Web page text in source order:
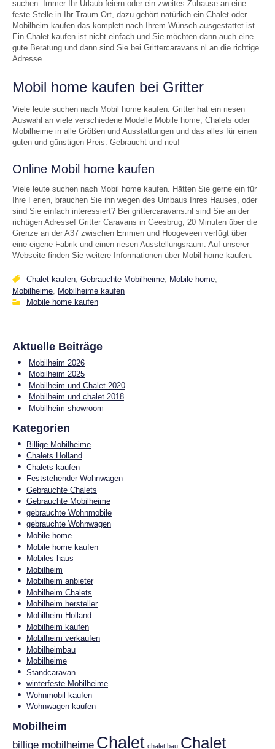
suchen. Immer Ihr Urlaub feiern oder ein zweites Zuhause an eine
feste Stelle in Ihr Traum Ort, dazu gehört natürlich ein Chalet oder
Mobilheim kaufen das komplett nach Ihrem Wünsch ausgestattet ist.
Ein Chalet kaufen ist nicht einfach und Sie möchten dann auch eine
gute Beratung und dann sind Sie bei Grittercaravans.nl an die richtige
Adresse.
Mobil home kaufen bei Gritter
Viele leute suchen nach Mobil home kaufen. Gritter hat ein riesen
Auswahl an viele verschiedene Modelle Mobile home, Chalets oder
Mobilheime in alle Größen und Ausstattungen und das alles für einen
guten und günstigen Preis. Gebraucht und neu!
Online Mobil home kaufen
Viele leute suchen nach Mobil home kaufen. Hätten Sie gerne ein für
Ihre Ferien, brauchen Sie ihn wegen des Umbaus Ihres Hauses, oder
sind Sie einfach interessiert? Bei grittercaravans.nl sind Sie an der
richtigen Adresse! Gritter Caravans in Geesbrug, 20 Minuten über die
Grenze an der A37 zwischen Emmen und Hoogeveen verfügt über
eine eigene Fabrik und einen riesen Ausstellungsraum. Auf unserer
Webseite finden Sie weitere Informationen über Mobil home kaufen.
Chalet kaufen Gebrauchte Mobilheime Mobile home
Mobilheime Mobilheime kaufen
Mobile home kaufen
Aktuelle Beiträge
Mobilheim 2026
Mobilheim 2025
Mobilheim und Chalet 2020
Mobilheim und chalet 2018
Mobilheim showroom
Kategorien
Billige Mobilheime
Chalets Holland
Chalets kaufen
Feststehender Wohnwagen
Gebrauchte Chalets
Gebrauchte Mobilheime
gebrauchte Wohnmobile
gebrauchte Wohnwagen
Mobile home
Mobile home kaufen
Mobiles haus
Mobilheim
Mobilheim anbieter
Mobilheim Chalets
Mobilheim hersteller
Mobilheim Holland
Mobilheim kaufen
Mobilheim verkaufen
Mobilheimbau
Mobilheime
Standcaravan
winterfeste Mobilheime
Wohnmobil kaufen
Wohnwagen kaufen
Mobilheim
billige mobilheime Chalet chalet bau Chalet